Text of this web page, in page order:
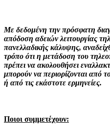
Με δεδομένη την πρόσφατη
απόδοση αδειών λειτουργίας
πανελλαδικής κάλυψης,
τρόπο ότι η μετάδοση του
πρέπει να ακολουθήσει
μπορούν να περιορίζονται από
ή από τις εκάστοτε ερμηνείες.
Ποιοι συμμετέχουν: